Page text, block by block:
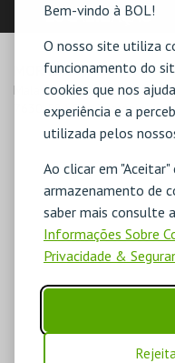
Bem-vindo à BOL!
O nosso site utiliza
funcionamento do
cookies que nos
experiência e a
utilizada pelos
Ao clicar em
armazenamento de
saber mais consulte
Informações Sobre
Privacidade &
LOCALIZAÇÃO
MORADA
Malavado, S/N, Apartado
7630-584 São Teotónio